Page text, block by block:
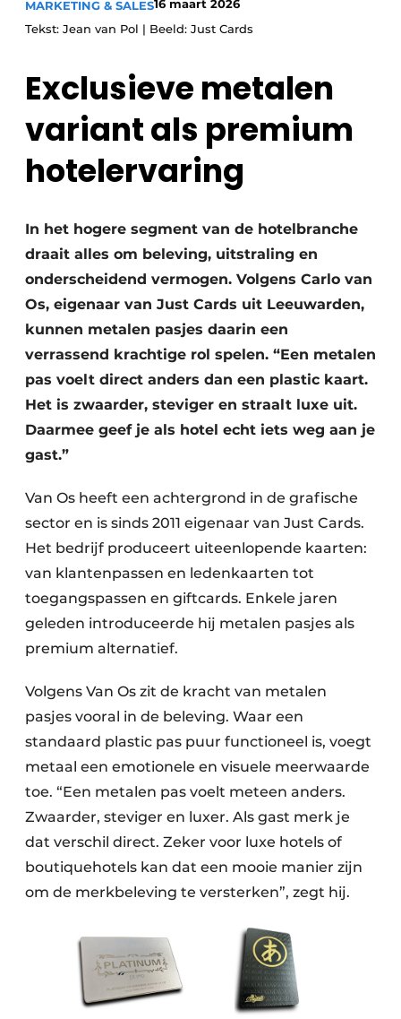
MARKETING & SALES16 maart 2026
Tekst: Jean van Pol | Beeld: Just Cards
Exclusieve metalen
variant als premium
hotelervaring
In het hogere segment van de hotelbranche
draait alles om beleving, uitstraling en
onderscheidend vermogen. Volgens Carlo van
Os, eigenaar van Just Cards uit Leeuwarden,
kunnen metalen pasjes daarin een
verrassend krachtige rol spelen. “Een metalen
pas voelt direct anders dan een plastic kaart.
Het is zwaarder, steviger en straalt luxe uit.
Daarmee geef je als hotel echt iets weg aan je
gast.”
Van Os heeft een achtergrond in de grafische
sector en is sinds 2011 eigenaar van Just Cards.
Het bedrijf produceert uiteenlopende kaarten:
van klantenpassen en ledenkaarten tot
toegangspassen en giftcards. Enkele jaren
geleden introduceerde hij metalen pasjes als
premium alternatief.
Volgens Van Os zit de kracht van metalen
pasjes vooral in de beleving. Waar een
standaard plastic pas puur functioneel is, voegt
metaal een emotionele en visuele meerwaarde
toe. “Een metalen pas voelt meteen anders.
Zwaarder, steviger en luxer. Als gast merk je
dat verschil direct. Zeker voor luxe hotels of
boutiquehotels kan dat een mooie manier zijn
om de merkbeleving te versterken”, zegt hij.